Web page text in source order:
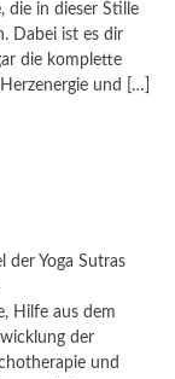
die in dieser Stille
Dabei ist es dir
die komplette
und […]
der Yoga Sutras
Hilfe aus dem
der
und